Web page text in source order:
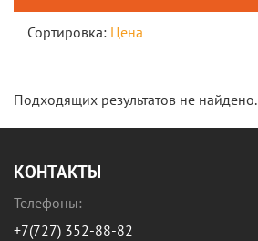
Сортировка: Цена
Подходящих результатов не найдено.
КОНТАКТЫ
Телефоны:
+7(727) 352-88-82